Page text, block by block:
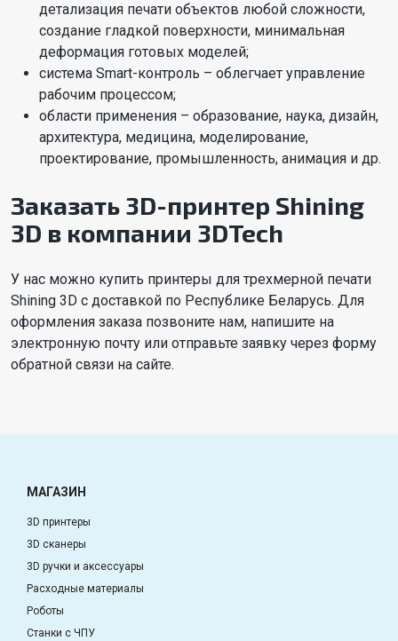
детализация печати объектов любой сложности,
создание гладкой поверхности, минимальная
деформация готовых моделей;
система Smart-контроль – облегчает управление
рабочим процессом;
области применения – образование, наука, дизайн,
архитектура, медицина, моделирование,
проектирование, промышленность, анимация и др.
Заказать 3D-принтер Shining
3D в компании 3DTech
У нас можно купить принтеры для трехмерной печати
Shining 3D с доставкой по Республике Беларусь. Для
оформления заказа позвоните нам, напишите на
электронную почту или отправьте заявку через форму
обратной связи на сайте.
МАГАЗИН
3D принтеры
3D сканеры
3D ручки и аксессуары
Расходные материалы
Роботы
Станки с ЧПУ